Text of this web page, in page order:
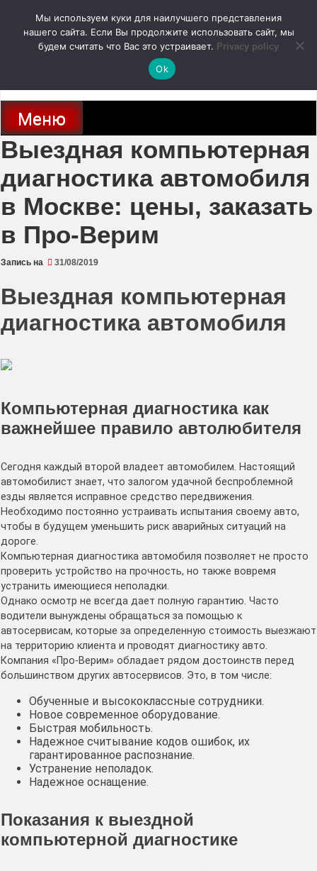
содержимому
autodoc24.ru
Новости про современные автомобили и не только, новинки зарубежного
и отечественного автопрома
Меню
Выездная компьютерная
диагностика автомобиля
в Москве: цены, заказать
в Про-Верим
Запись на 31/08/2019
Выездная компьютерная
диагностика автомобиля
Компьютерная диагностика как
важнейшее правило автолюбителя
Сегодня каждый второй владеет автомобилем. Настоящий
автомобилист знает, что залогом удачной беспроблемной
езды является исправное средство передвижения.
Необходимо постоянно устраивать испытания своему авто,
чтобы в будущем уменьшить риск аварийных ситуаций на
дороге.
Компьютерная диагностика автомобиля позволяет не просто
проверить устройство на прочность, но также вовремя
устранить имеющиеся неполадки.
Однако осмотр не всегда дает полную гарантию. Часто
водители вынуждены обращаться за помощью к
автосервисам, которые за определенную стоимость выезжают
на территорию клиента и проводят диагностику авто.
Компания «Про-Верим» обладает рядом достоинств перед
большинством других автосервисов. Это, в том числе:
Обученные и высококлассные сотрудники.
Новое современное оборудование.
Быстрая мобильность.
Надежное считывание кодов ошибок, их
гарантированное распознание.
Устранение неполадок.
Надежное оснащение.
Показания к выездной
компьютерной диагностике
Мы используем куки для наилучшего представления
нашего сайта. Если Вы продолжите использовать сайт, мы
будем считать что Вас это устраивает. Privacy policy
Ok